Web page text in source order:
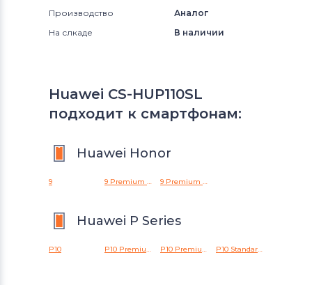
Производство
Аналог
На слкаде
В наличии
Huawei CS-HUP110SL
подходит к смартфонам:
Huawei Honor
9 9 Premium Edition 9 Premium Edition Dual S
Huawei P Series
P10 P10 Premium Edition P10 Premium Edition Dual SIM P10 Standard Edition